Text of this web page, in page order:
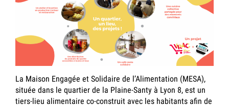
La Maison Engagée et Solidaire de l’Alimentation (MESA),
située dans le quartier de la Plaine-Santy à Lyon 8, est un
tiers-lieu alimentaire co-construit avec les habitants afin de